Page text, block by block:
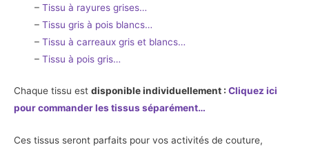
– Tissu à rayures grises…
– Tissu gris à pois blancs…
– Tissu à carreaux gris et blancs…
– Tissu à pois gris…
Chaque tissu est disponible individuellement : Cliquez ici
pour commander les tissus séparément…
Ces tissus seront parfaits pour vos activités de couture,